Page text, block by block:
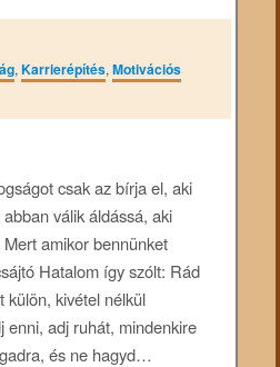
,Karrierépítés,Motivációs
csak az bírja el, aki
válik áldássá, aki
amikor bennünket
Hatalom így szólt: Rád
külön, kivétel nélkül
enni, adj ruhát, mindenkire
és ne hagyd…